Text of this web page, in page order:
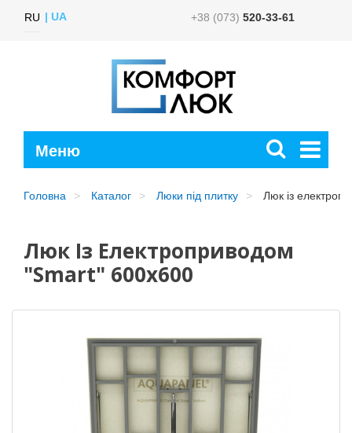
RU UA +38 (073) 520-33-61
Головна Каталог Люки під плитку Люк із
Люк Із Електроприводом
"Smart" 600x600